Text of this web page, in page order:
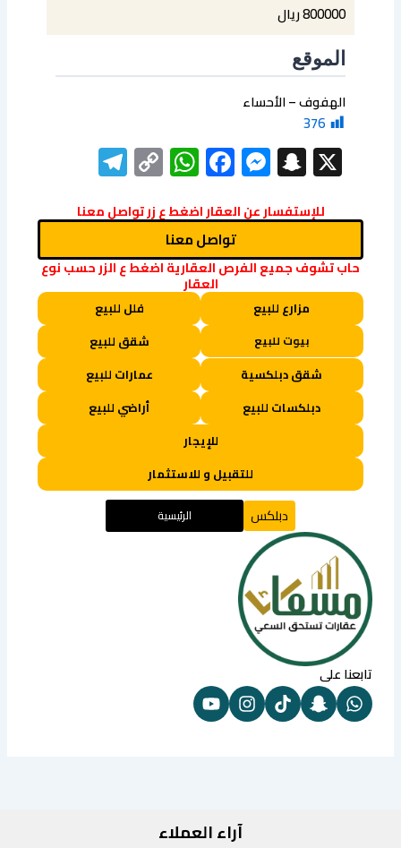
800000 ريال
الموقع
الهفوف – الأحساء
376
X
Snapchat
Messenger
Facebook
WhatsApp
Copy
Link
للإستفسار عن العقار اضغط ع زر تواصل معنا
تواصل معنا
حاب تشوف جميع الفرص العقارية اضغط ع الزر حسب نوع
العقار
مزارع للبيع فلل للبيع
بيوت للبيع
شقق للبيع
شقق دبلكسية
عمارات للبيع
دبلكسات للبيع
أراضي للبيع
للإيجار
للتقبيل و للاستثمار
دبلكس الرئيسية
تابعنا على
آراء العملاء